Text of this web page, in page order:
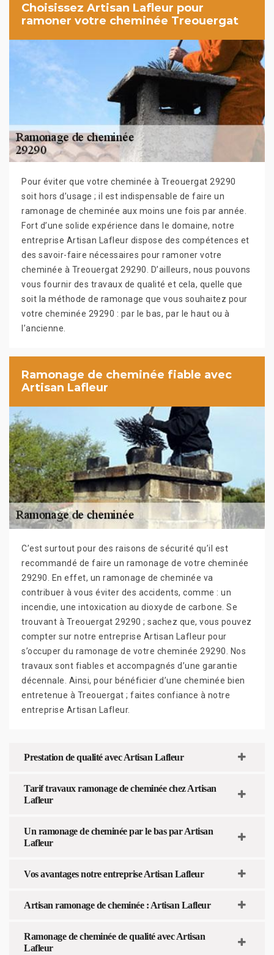
Choisissez Artisan Lafleur pour
ramoner votre cheminée Treouergat
Pour éviter que votre cheminée à Treouergat 29290
soit hors d’usage ; il est indispensable de faire un
ramonage de cheminée aux moins une fois par année.
Fort d’une solide expérience dans le domaine, notre
entreprise Artisan Lafleur dispose des compétences et
des savoir-faire nécessaires pour ramoner votre
cheminée à Treouergat 29290. D’ailleurs, nous pouvons
vous fournir des travaux de qualité et cela, quelle que
soit la méthode de ramonage que vous souhaitez pour
votre cheminée 29290 : par le bas, par le haut ou à
l’ancienne.
Ramonage de cheminée fiable avec
Artisan Lafleur
C’est surtout pour des raisons de sécurité qu’il est
recommandé de faire un ramonage de votre cheminée
29290. En effet, un ramonage de cheminée va
contribuer à vous éviter des accidents, comme : un
incendie, une intoxication au dioxyde de carbone. Se
trouvant à Treouergat 29290 ; sachez que, vous pouvez
compter sur notre entreprise Artisan Lafleur pour
s’occuper du ramonage de votre cheminée 29290. Nos
travaux sont fiables et accompagnés d’une garantie
décennale. Ainsi, pour bénéficier d’une cheminée bien
entretenue à Treouergat ; faites confiance à notre
entreprise Artisan Lafleur.
Prestation de qualité avec Artisan Lafleur
Tarif travaux ramonage de cheminée chez Artisan
Lafleur
Un ramonage de cheminée par le bas par Artisan
Lafleur
Vos avantages notre entreprise Artisan Lafleur
Artisan ramonage de cheminée : Artisan Lafleur
Ramonage de cheminée de qualité avec Artisan
Lafleur